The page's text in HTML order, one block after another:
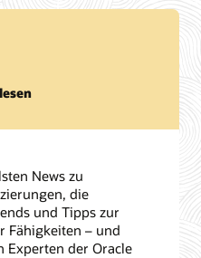
News zu
die
und Tipps zur
Fähigkeiten – und
Experten der Oracle